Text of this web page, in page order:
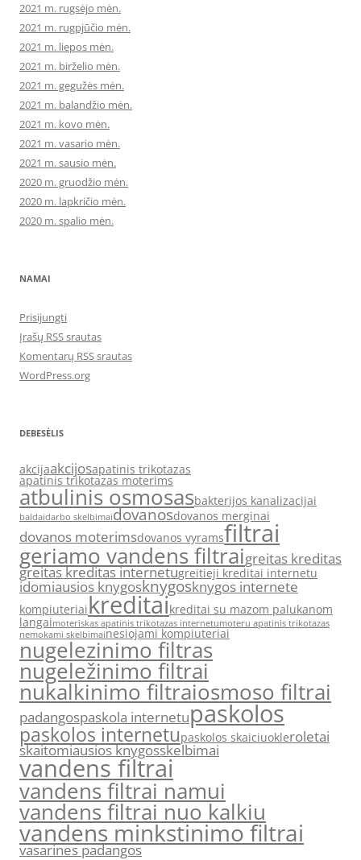
2021 m. rugsėjo mėn.
2021 m. rugpjūčio mėn.
2021 m. liepos mėn.
2021 m. birželio mėn.
2021 m. gegužės mėn.
2021 m. balandžio mėn.
2021 m. kovo mėn.
2021 m. vasario mėn.
2021 m. sausio mėn.
2020 m. gruodžio mėn.
2020 m. lapkričio mėn.
2020 m. spalio mėn.
NAMAI
Prisijungti
Įrašų RSS srautas
Komentarų RSS srautas
WordPress.org
DEBESĖLIS
akcijaakcijosapatinis trikotazas
apatinis trikotazas moterims
atbulinis osmosasbakterijos kanalizacijai
baldaidarbo skelbimaidovanosdovanos merginai
dovanos moterimsdovanos vyramsfiltrai
geriamo vandens filtraigreitas kreditas
greitas kreditas internetugreitieji kreditai internetu
idomiausios knygosknygosknygos internete
kompiuteriaikreditaikreditai su mazom palukanom
langaimoteriskas apatinis trikotazas internetumoteru apatinis trikotazas
nemokami skelbimainesiojami kompiuteriai
nugelezinimo filtras
nugeležinimo filtrai
nukalkinimo filtraiosmoso filtrai
padangospaskola internetupaskolos
paskolos internetupaskolos skaiciuokleroletai
skaitomiausios knygosskelbimai
vandens filtrai
vandens filtrai namui
vandens filtrai nuo kalkiu
vandens minkstinimo filtrai
vasarines padangos